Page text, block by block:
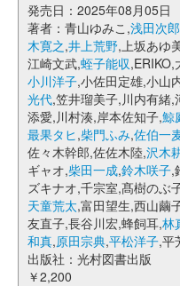
発売日：2025年08月05日
著者：青山ゆみこ,浅田次郎
木寛之,井上荒野,上坂あゆ
江崎文武,蛭子能収,ERIKO,
小川洋子,小佐田定雄,小山
光代,笠井瑠美子,川内有緒,
添愛,川村湊,岸本佐知子,鯨
最果タヒ,柴門ふみ,佐伯一
佐々木幹郎,佐佐木陸,沢木
ギャオ,柴田一成,鈴木咲子,
ズキナオ,千宗室,髙樹のぶ
天童荒太,富田望生,西山繭
友直子,長谷川宏,蜂飼耳,林
和真,原田宗典,平松洋子,平
出版社：光村図書出版
￥2,200